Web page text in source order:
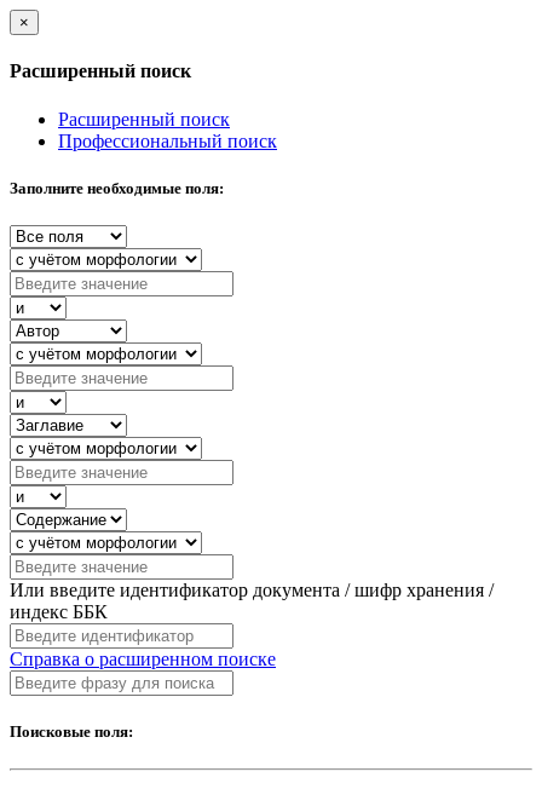
×
Расширенный поиск
Расширенный поиск
Профессиональный поиск
Заполните необходимые поля:
Или введите идентификатор документа / шифр хранения /
индекс ББК
Справка о расширенном поиске
Поисковые поля: